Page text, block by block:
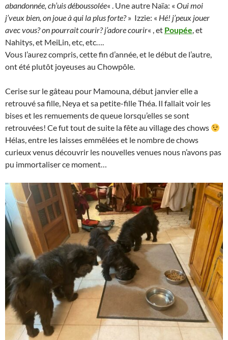
abandonnée, ch’uis déboussolée« . Une autre Naïa: « Oui moi
j’veux bien, on joue à qui la plus forte?» Izzie: « Hé! j’peux jouer
avec vous? on pourrait courir? j’adorecourir« , et Poupée, et
Nahitys, et MeiLin, etc, etc….
Vous l’aurez compris, cette fin d’année, et le début de l’autre,
ont été plutôt joyeuses au Chowpôle.
Cerise sur le gâteau pour Mamouna, début janvier elle a
retrouvé sa fille, Neya et sa petite-fille Théa. Il fallait voir les
bises et les remuements de queue lorsqu’elles se sont
retrouvées! Ce fut tout de suite la fête au village des chows
Hélas, entre les laisses emmêlées et le nombre de chows
curieux venus découvrir les nouvelles venues nous n’avons pas
pu immortaliser ce moment…